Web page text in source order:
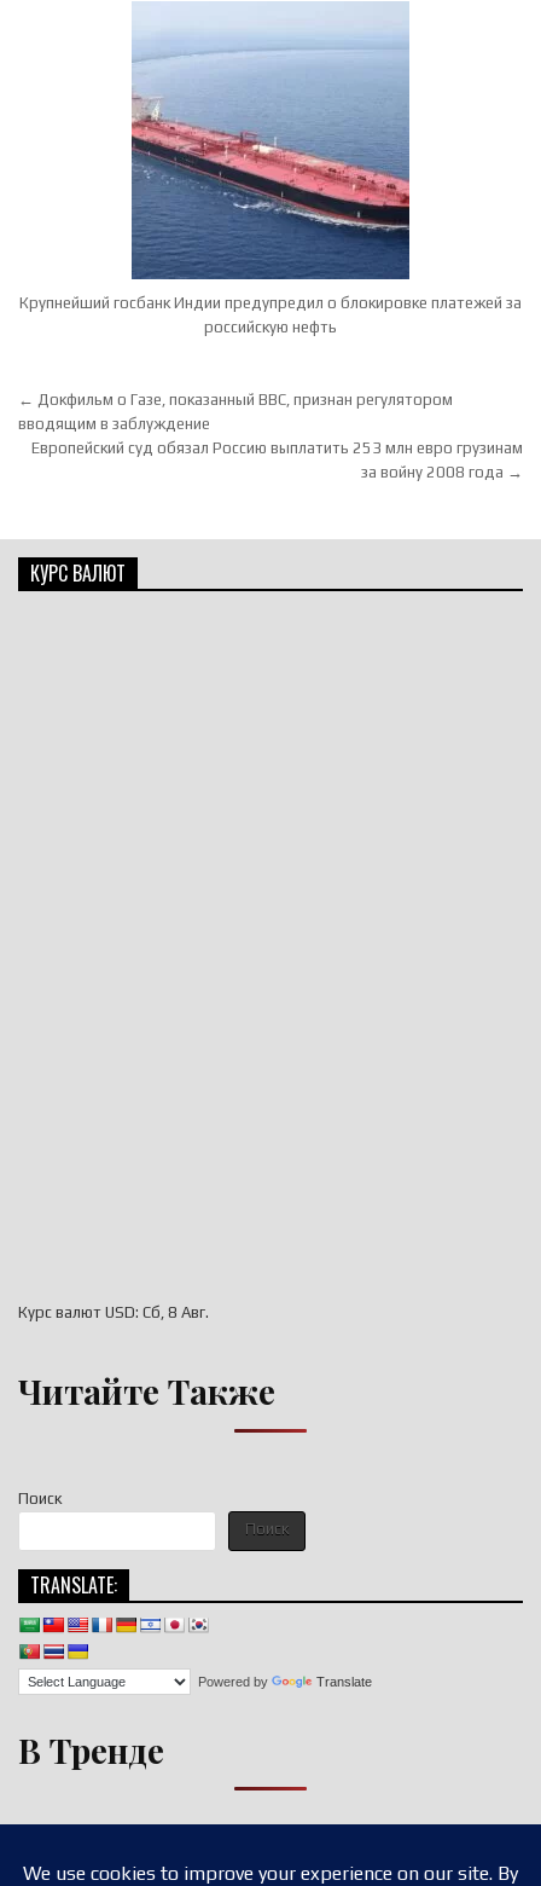
Крупнейший госбанк Индии предупредил о блокировке платежей за
российскую нефть
Навигация по записям
← Докфильм о Газе, показанный BBC, признан регулятором
вводящим в заблуждение
Европейский суд обязал Россию выплатить 253 млн евро грузинам
за войну 2008 года →
Поиск
Поиск
TRANSLATE:
Powered by Translate
В Тренде
КУРС ВАЛЮТ
Курс валют USD: Сб, 8 Авг.
Читайте Также